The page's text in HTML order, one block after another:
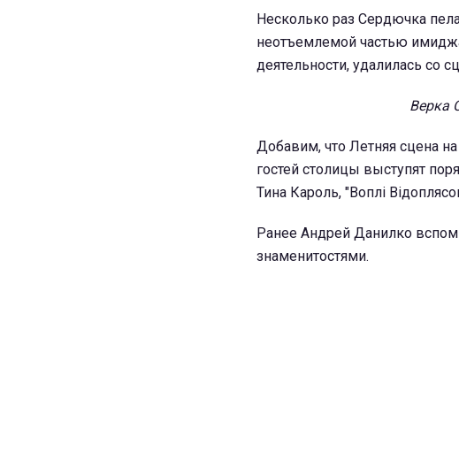
Несколько раз Сердючка
неотъемлемой частью
деятельности, удалилась со
Верка
Добавим, что Летняя сцена
гостей столицы выступят
Тина Кароль, "Воплі
Ранее Андрей Данилко
знаменитостями.